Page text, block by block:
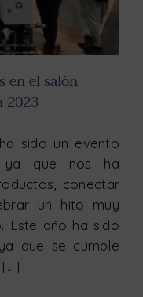
en el salón
2023
sido un evento
ya que nos ha
conectar
un hito muy
Este año ha sido
que se cumple